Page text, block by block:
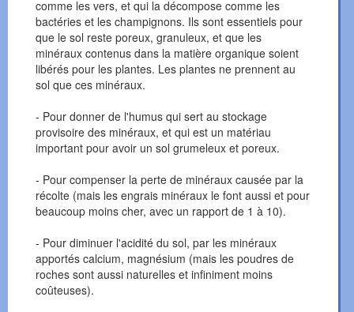
comme les vers, et qui la décompose comme les
bactéries et les champignons. Ils sont essentiels pour
que le sol reste poreux, granuleux, et que les
minéraux contenus dans la matière organique soient
libérés pour les plantes. Les plantes ne prennent au
sol que ces minéraux.
- Pour donner de l'humus qui sert au stockage
provisoire des minéraux, et qui est un matériau
important pour avoir un sol grumeleux et poreux.
- Pour compenser la perte de minéraux causée par la
récolte (mais les engrais minéraux le font aussi et pour
beaucoup moins cher, avec un rapport de 1 à 10).
- Pour diminuer l'acidité du sol, par les minéraux
apportés calcium, magnésium (mais les poudres de
roches sont aussi naturelles et infiniment moins
coûteuses).